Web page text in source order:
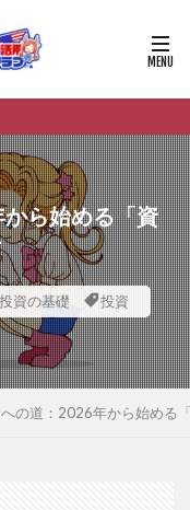
ら始める「資
投資の基礎 投資
の道：2026年から始める